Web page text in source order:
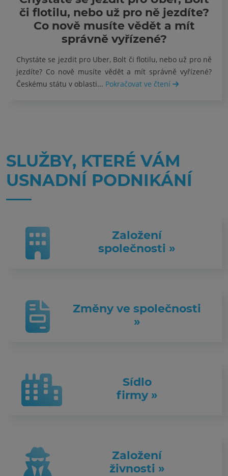
či flotilu, nebo už pro ně jezdíte?
Co nově musíte vědět a mít
správně vyřízené?
Chystáte se jezdit pro Uber, Bolt či flotilu, nebo už pro ně
jezdíte? Co nově musíte vědět a mít správně vyřízené?
Českému státu v oblasti... Pokračovat ve čtení
SLUŽBY, KTERÉ VÁM
USNADNÍ PODNIKÁNÍ
Založení
společnosti »
Změny ve společnosti
»
Sídlo
firmy »
Založení
živnosti »